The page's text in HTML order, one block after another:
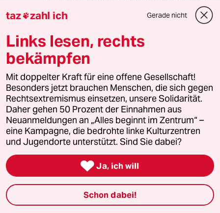
Dumpfkonservativen kommt das ohnehin sehr
gelegen, für echte Problemlösungen fehlen
Nicht zu übersehen, mit welcher Erleichterung
sie sich auf das Thema stürzen.
6G 657941 (Profil gelöscht)
06.01.2023,19:17 Uhr
Auch wenn man arm ist und es schwer hat,
kann man anständig bleiben und auf Gewalt
verzichten. Diese Brücke zwischen den beiden
Punkten habe ich noch nie so ganz verstanden,
warum wird das oft als Erklärung
herangezogen.
meistkommentiert
taz zahl ich Gerade nicht
Links lesen, rechts
bekämpfen
Mit doppelter Kraft für eine offene Gesellschaft!
Besonders jetzt brauchen Menschen, die sich gegen
Rechtsextremismus einsetzen, unsere Solidarität.
Daher gehen 50 Prozent der Einnahmen aus
Neuanmeldungen an „Alles beginnt im Zentrum“ –
eine Kampagne, die bedrohte linke Kulturzentren
und Jugendorte unterstützt. Sind Sie dabei?
 Ja, ich will
Schon dabei!